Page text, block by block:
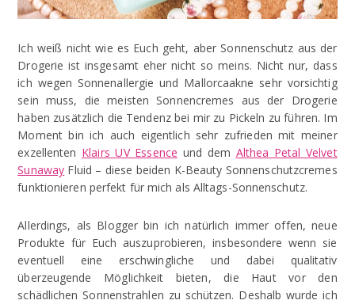
Ich weiß nicht wie es Euch geht, aber Sonnenschutz aus der
Drogerie ist insgesamt eher nicht so meins. Nicht nur, dass
ich wegen Sonnenallergie und Mallorcaakne sehr vorsichtig
sein muss, die meisten Sonnencremes aus der Drogerie
haben zusätzlich die Tendenz bei mir zu Pickeln zu führen. Im
Moment bin ich auch eigentlich sehr zufrieden mit meiner
exzellenten Klairs UV Essence und dem Althea Petal Velvet
Sunaway Fluid – diese beiden K-Beauty Sonnenschutzcremes
funktionieren perfekt für mich als Alltags-Sonnenschutz.
Allerdings, als Blogger bin ich natürlich immer offen, neue
Produkte für Euch auszuprobieren, insbesondere wenn sie
eventuell eine erschwingliche und dabei qualitativ
überzeugende Möglichkeit bieten, die Haut vor den
schädlichen Sonnenstrahlen zu schützen. Deshalb wurde ich